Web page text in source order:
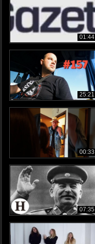
01:44
25:21
00:33
07:35